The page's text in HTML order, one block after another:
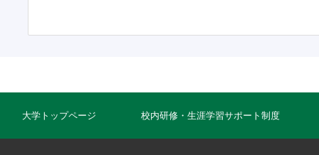
大学トップページ 校内研修・生涯学習サポート制度